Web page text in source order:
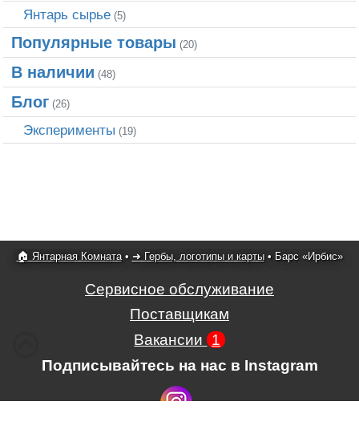
Янтарь сырье (5)
Популярные товары (20)
В наличии (48)
Блог (26)
Эксперименты (19)
🏠 Янтарная Комната• ➜ Гербы, логотипы и карты• Барс «Ирбис»
Сервисное обслуживание
Поставщикам
Вакансии 1
Подписывайтесь на нас в Instagram